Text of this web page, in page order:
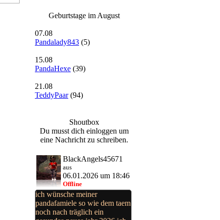
Geburtstage im August
07.08
Pandalady843 (5)
15.08
PandaHexe (39)
21.08
TeddyPaar(94)
Shoutbox
Du musst dich einloggen um
eine Nachricht zu schreiben.
BlackAngels45671
aus
06.01.2026 um 18:46
Offline
ich wünsche meiner
pandafamiele so wie dem taem
noch nach träglich ein